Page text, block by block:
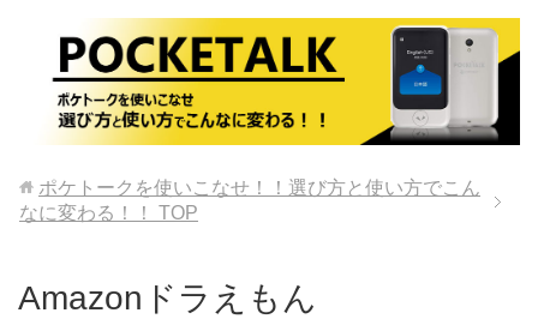
ポケトークを使いこなせ！！選び方と使い方でこん
なに変わる！！
TOP
Amazonドラえもん